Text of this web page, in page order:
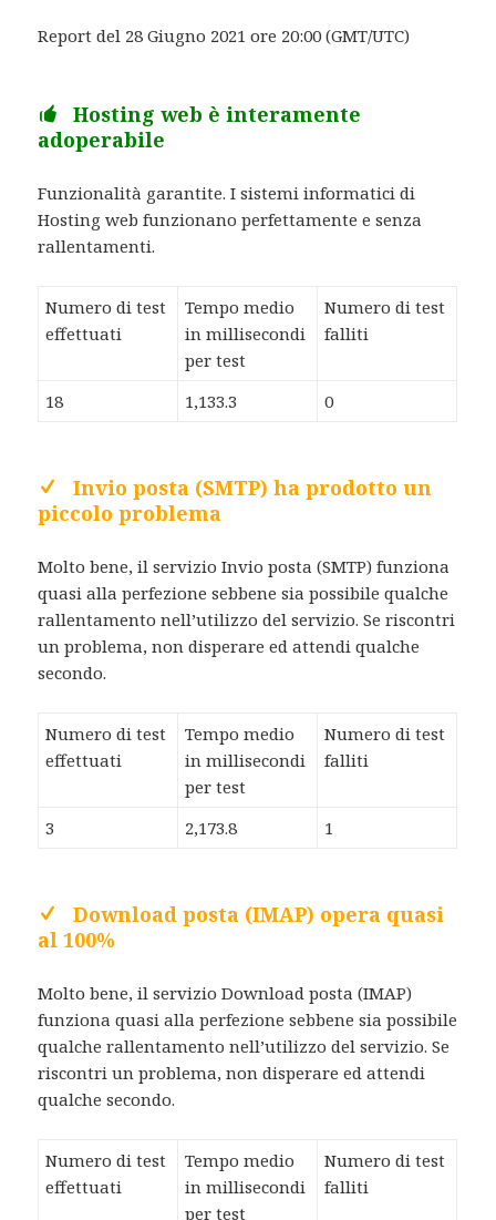
Report del 28 Giugno 2021 ore 20:00 (GMT/UTC)
Hosting web è interamente
adoperabile
Funzionalità garantite. I sistemi informatici di
Hosting web funzionano perfettamente e senza
rallentamenti.
Numero di test
effettuati
Tempo medio
in millisecondi
per test
Numero di test
falliti
18 1,133.3 0
Invio posta (SMTP) ha prodotto un
piccolo problema
Molto bene, il servizio Invio posta (SMTP) funziona
quasi alla perfezione sebbene sia possibile qualche
rallentamento nell’utilizzo del servizio. Se riscontri
un problema, non disperare ed attendi qualche
secondo.
Numero di test
effettuati
Tempo medio
in millisecondi
per test
Numero di test
falliti
3 2,173.8 1
Download posta (IMAP) opera quasi
al 100%
Molto bene, il servizio Download posta (IMAP)
funziona quasi alla perfezione sebbene sia possibile
qualche rallentamento nell’utilizzo del servizio. Se
riscontri un problema, non disperare ed attendi
qualche secondo.
Numero di test
effettuati
Tempo medio
in millisecondi
per test
Numero di test
falliti